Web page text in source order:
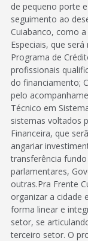
de pequeno porte
seguimento ao
Cuiabanco, como
Especiais, que
Programa de
profissionais
do financiamento;
pelo
Técnico em
sistemas voltados
Financeira, que
angariar
transferência
parlamentares,
outras.Pra Frente
organizar a cidade
forma linear e
setor, se
terceiro setor. O